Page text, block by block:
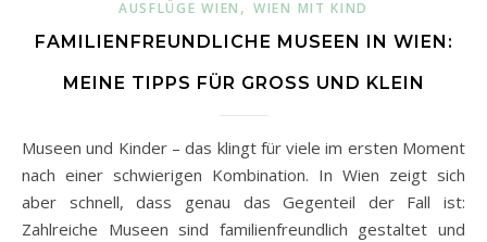
AUSFLÜGE WIEN , WIEN MIT KIND
FAMILIENFREUNDLICHE MUSEEN IN WIEN:
MEINE TIPPS FÜR GROSS UND KLEIN
Museen und Kinder – das klingt für viele im ersten Moment
nach einer schwierigen Kombination. In Wien zeigt sich
aber schnell, dass genau das Gegenteil der Fall ist:
Zahlreiche Museen sind familienfreundlich gestaltet und